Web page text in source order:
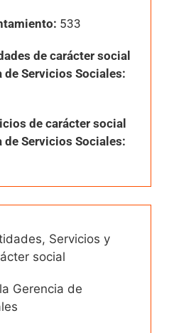
533
de carácter social
de Servicios Sociales:
de carácter social
de Servicios Sociales:
Servicios y
social
Gerencia de